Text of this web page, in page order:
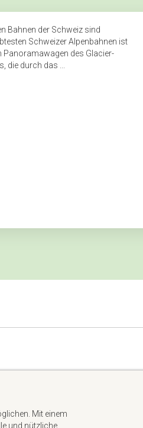
Bahnen der Schweiz sind
Schweizer Alpenbahnen ist
Panoramawagen des Glacier-
durch das ...
Mit einem
und nützliche